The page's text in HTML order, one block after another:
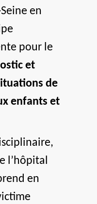
en
pour le
et
de
enfants et
l’hôpital
en